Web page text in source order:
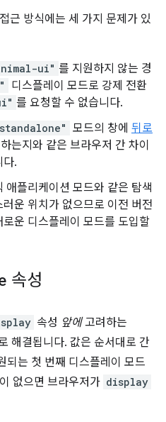
근 방식에는 세 가지 문제가 있
ui" 를 지원하지 않는 경
디스플레이 모드로 강제 전환
를 요청할 수 없습니다.
모드의 창에 뒤로
는지와 같은 브라우저 간 차이
다.
애플리케이션 모드와 같은 탐색
운 위치가 없으므로 이전 버전
운 디스플레이 모드를 도입할
속성
속성 앞에고려하는
해결됩니다. 값은 순서대로 간
되는 첫 번째 디스플레이 모드
없으면 브라우저가 display